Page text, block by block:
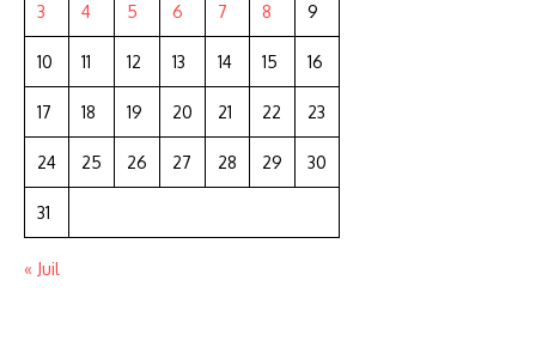
3 4 5 6 7 8 9
10 11 12 13 14 15 16
17 18 19 20 21 22 23
24 25 26 27 28 29 30
31
« Juil